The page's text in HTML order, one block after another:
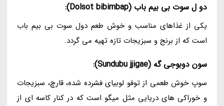
دو ل سوت بی بیم باب (Dolsot bibimbap):
یکی از غذاهای مناسب و خوش طعم دول سوت بی بیم باب
است که از برنج و سبزیجات تازه تهیه می گردد.
سون دوبوجی گه (Sundubu jjigae):
سوپ خوش طعمی از توفو لوبیای فشرده شده، قارچ، سبزیجات
و خوراکی های دریایی مثل میگو است که در کنار کاسه ای از